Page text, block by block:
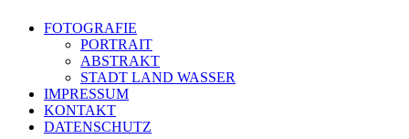
FOTOGRAFIE
PORTRAIT
ABSTRAKT
STADT LAND WASSER
IMPRESSUM
KONTAKT
DATENSCHUTZ